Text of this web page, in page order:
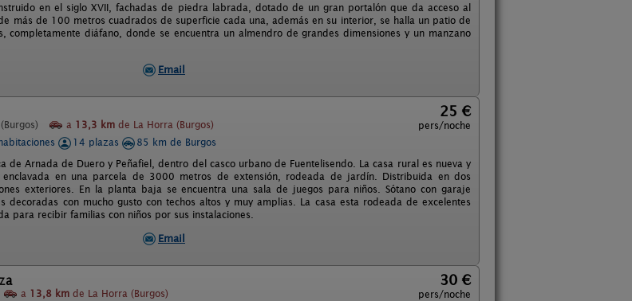
en el siglo XVII, fachadas de piedra labrada, dotado de un gran portalón que da acceso al
más de 100 metros cuadrados de superficie cada una, además en su interior, se halla un patio de
completamente diáfano, donde se encuentra un almendro de grandes dimensiones y un manzano
Email
(Burgos) a 13,3 km de La Horra (Burgos)
25 €
pers/noche
14 plazas
85 km de Burgos
de Arnada de Duero y Peñafiel, dentro del casco urbano de Fuentelisendo. La casa rural es nueva y
enclavada en una parcela de 3000 metros de extensión, rodeada de jardín. Distribuida en dos
exteriores. En la planta baja se encuentra una sala de juegos para niños. Sótano con garaje
decoradas con mucho gusto con techos altos y muy amplias. La casa esta rodeada de excelentes
para recibir familias con niños por sus instalaciones.
Email
a 13,8 km de La Horra (Burgos)
30 €
pers/noche